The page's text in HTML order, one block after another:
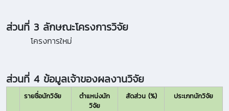
ส่วนที่ 3 ลักษณะโครงการวิจัย
โครงการใหม่
ส่วนที่ 4 ข้อมูลเจ้าของผลงานวิจัย
รายชื่อนักวิจัย
ตำแหน่งนัก
วิจัย
สัดส่วน (%) ประเภทนักวิจัย